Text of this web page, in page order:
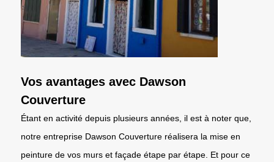
Vos avantages avec Dawson
Couverture
Étant en activité depuis plusieurs années, il est à noter que,
notre entreprise Dawson Couverture réalisera la mise en
peinture de vos murs et façade étape par étape. Et pour ce